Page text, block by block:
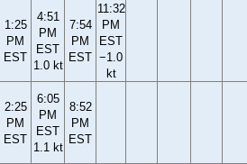
1:25
PM
EST
4:51
PM
EST
1.0 kt
7:54
PM
EST
11:32
PM
EST
−1.0
kt
2:25
PM
EST
6:05
PM
EST
1.1 kt
8:52
PM
EST